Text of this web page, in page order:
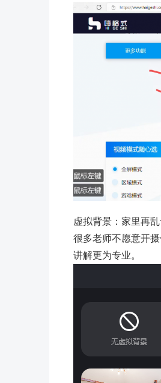
虚拟背景：家里再
很多老师不愿意开
讲解更为专业。